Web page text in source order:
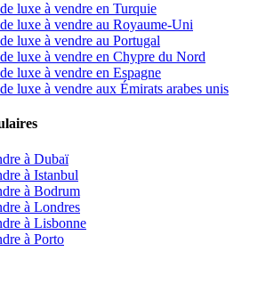
luxe à vendre en Turquie
luxe à vendre au Royaume-Uni
luxe à vendre au Portugal
luxe à vendre en Chypre du Nord
luxe à vendre en Espagne
luxe à vendre aux Émirats arabes unis
à Dubaï
à Istanbul
à Bodrum
à Londres
à Lisbonne
à Porto